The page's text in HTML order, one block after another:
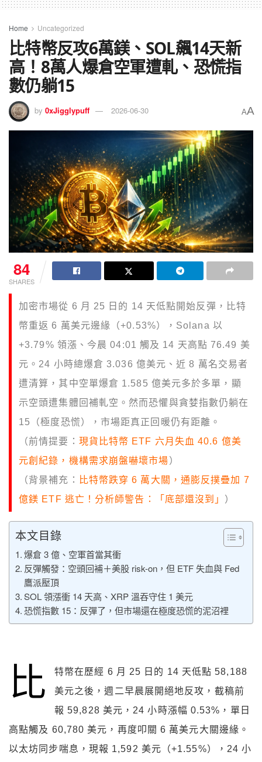
Home Uncategorized
比特幣反攻6萬鎂、SOL飆14天新
高！8萬人爆倉空軍遭軋、恐慌指
數仍躺15
by 0xJigglypuff 2026-06-30 AA
84
SHARES
加密市場從 6 月 25 日的 14 天低點開始反彈，比特
幣重返 6 萬美元邊緣（+0.53%），Solana 以
+3.79% 領漲、今晨 04:01 觸及 14 天高點 76.49 美
元。24 小時總爆倉 3.036 億美元、近 8 萬名交易者
遭清算，其中空單爆倉 1.585 億美元多於多單，顯
示空頭遭集體回補軋空。然而恐懼與貪婪指數仍躺在
15（極度恐慌），市場距真正回暖仍有距離。
（前情提要： 現貨比特幣 ETF 六月失血 40.6 億美
元創紀錄，機構需求崩盤嚇壞市場）
（背景補充：
比特幣跌穿 6 萬大關，通膨反撲疊加 7
億鎂 ETF 逃亡！分析師警告：「底部還沒到」 ）
本文目錄
爆倉 3 億、空軍首當其衝
反彈觸發：空頭回補＋美股 risk-on，但 ETF 失血與 Fed
鷹派壓頂
SOL 領漲衝 14 天高、XRP 溫吞守住 1 美元
恐慌指數 15：反彈了，但市場還在極度恐慌的泥沼裡
比
特幣在歷經 6 月 25 日的 14 天低點 58,188
美元之後，週二早晨展開絕地反攻，截稿前
報 59,828 美元，24 小時漲幅 0.53%，單日
高點觸及 60,780 美元，再度叩關 6 萬美元大關邊緣。
以太坊同步喘息，現報 1,592 美元（+1.55%），24 小